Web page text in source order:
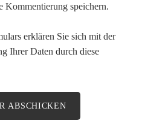
Kommentierung speichern.
erklären Sie sich mit der
Ihrer Daten durch diese